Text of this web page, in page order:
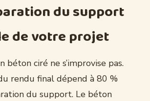
du support
de votre projet
béton ciré ne s’improvise pas.
rendu final dépend à 80 %
du support. Le béton